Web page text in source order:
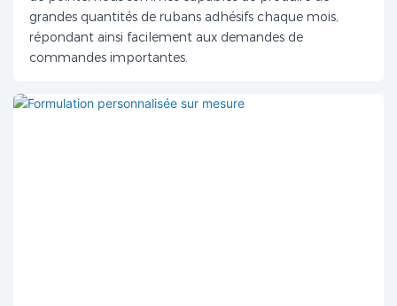
grandes quantités de rubans adhésifs chaque mois,
répondant ainsi facilement aux demandes de
commandes importantes.